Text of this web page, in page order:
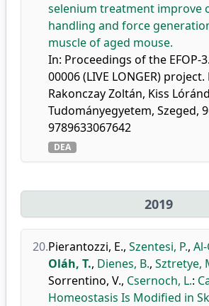
selenium treatment improve
handling and force
muscle of aged mouse.
In: Proceedings of the EFOP-
00006 (LIVE LONGER) project.
Rakonczay Zoltán, Kiss
Tudományegyetem, Szeged,
9789633067642
DEA
2019
20.Pierantozzi, E., Szentesi, P.,
Oláh, T., Dienes, B., Sztretye,
Sorrentino, V., Csernoch, L.:
Homeostasis Is Modified in